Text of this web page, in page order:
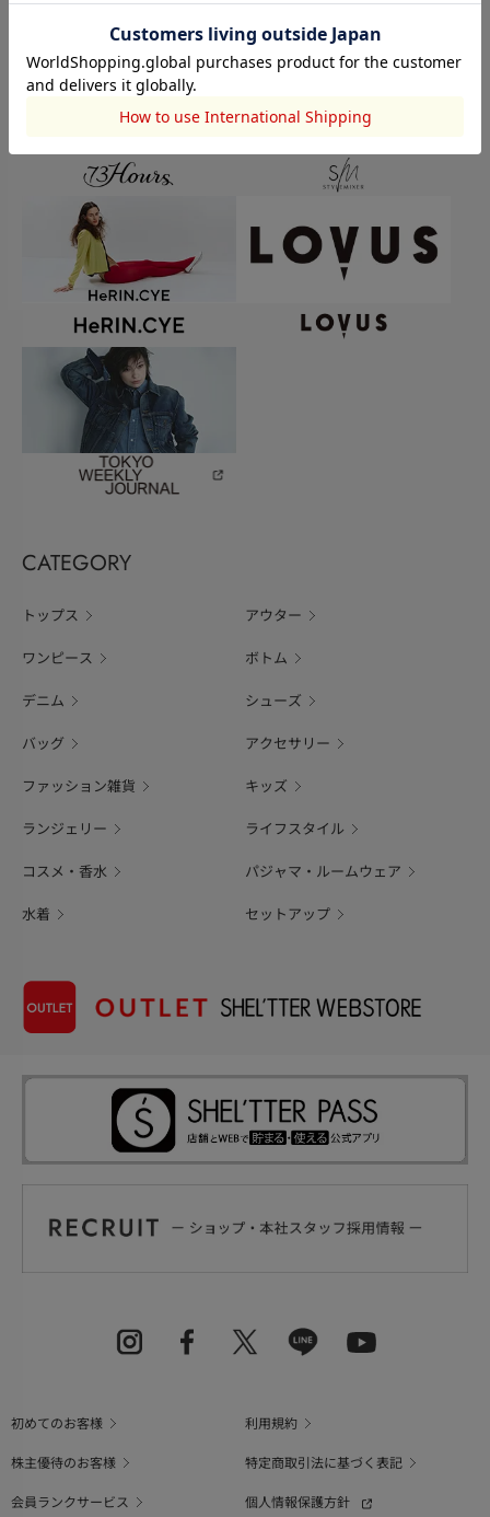
CATEGORY
トップス アウター
ワンピース ボトム
デニム シューズ
バッグ アクセサリー
ファッション雑貨 キッズ
ランジェリー ライフスタイル
コスメ・香水 パジャマ・ルームウェア
水着 セットアップ
初めてのお客様
利用規約
株主優待のお客様
特定商取引法に基づく表記
会員ランクサービス
個人情報保護方針